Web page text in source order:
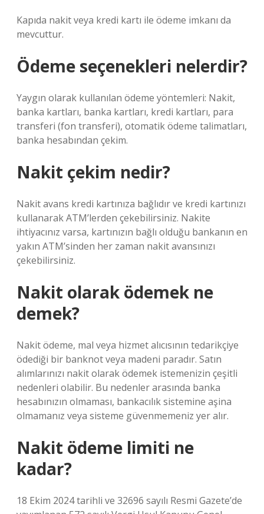
Kapıda nakit veya kredi kartı ile ödeme imkanı da
mevcuttur.
Ödeme seçenekleri nelerdir?
Yaygın olarak kullanılan ödeme yöntemleri: Nakit,
banka kartları, banka kartları, kredi kartları, para
transferi (fon transferi), otomatik ödeme talimatları,
banka hesabından çekim.
Nakit çekim nedir?
Nakit avans kredi kartınıza bağlıdır ve kredi kartınızı
kullanarak ATM’lerden çekebilirsiniz. Nakite
ihtiyacınız varsa, kartınızın bağlı olduğu bankanın en
yakın ATM’sinden her zaman nakit avansınızı
çekebilirsiniz.
Nakit olarak ödemek ne
demek?
Nakit ödeme, mal veya hizmet alıcısının tedarikçiye
ödediği bir banknot veya madeni paradır. Satın
alımlarınızı nakit olarak ödemek istemenizin çeşitli
nedenleri olabilir. Bu nedenler arasında banka
hesabınızın olmaması, bankacılık sistemine aşina
olmamanız veya sisteme güvenmemeniz yer alır.
Nakit ödeme limiti ne
kadar?
18 Ekim 2024 tarihli ve 32696 sayılı Resmi Gazete’de